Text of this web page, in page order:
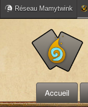
Réseau Mamytwink
Accueil